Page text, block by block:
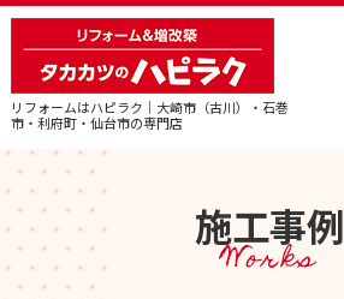
リフォームはハピラク｜大崎市（古川）・石巻
市・利府町・仙台市の専門店
施工事例
Works